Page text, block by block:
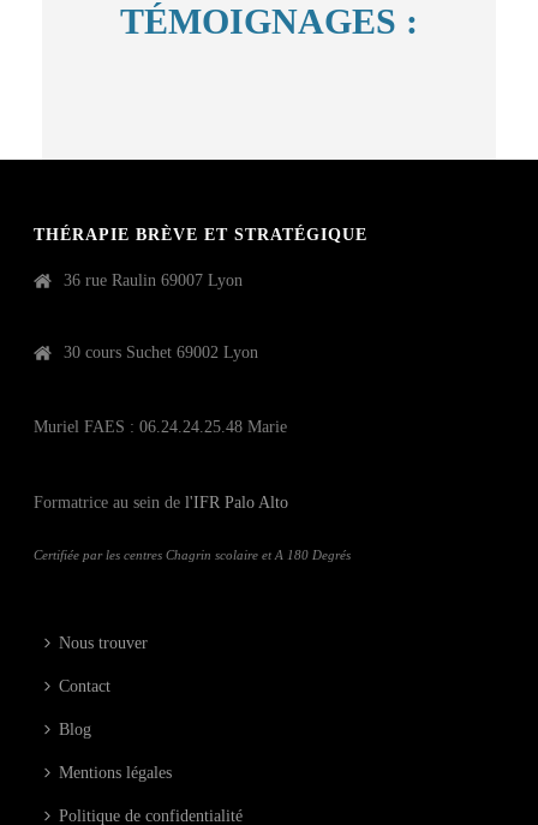
TÉMOIGNAGES :
THÉRAPIE BRÈVE ET STRATÉGIQUE
36 rue Raulin 69007 Lyon
30 cours Suchet 69002 Lyon
Muriel FAES : 06.24.24.25.48 Marie
Formatrice au sein de l'IFR Palo Alto
Certifiée par les centres Chagrin scolaire et A 180 Degrés
Nous trouver
Contact
Blog
Mentions légales
Politique de confidentialité